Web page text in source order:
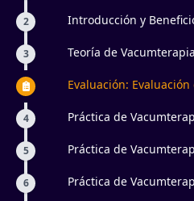
2 Introducción y
3 Teoría de Vacumterapia
Evaluación:
4
Práctica de
5
Práctica de
6
Práctica de